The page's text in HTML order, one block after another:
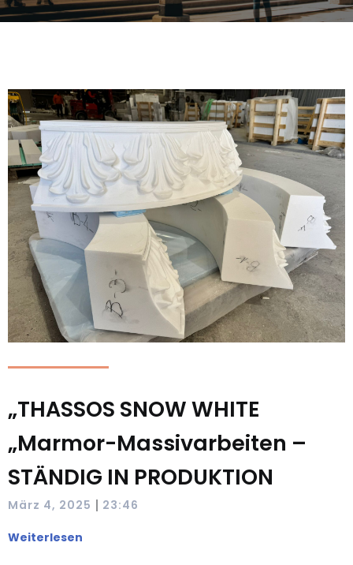
„THASSOS SNOW WHITE
„Marmor-Massivarbeiten –
STÄNDIG IN PRODUKTION
März 4, 2025 | 23:46
Weiterlesen